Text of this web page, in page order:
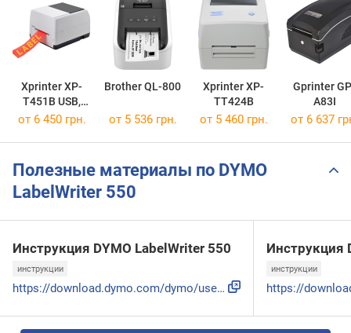
Xprinter XP-
T451B USB,
Ethernet
Brother QL-800
Xprinter XP-
TT424B
Gprinter
A83I
от 6 450 грн. от 5 536 грн. от 5 460 грн. от 6 637
Полезные материалы по DYMO
LabelWriter 550
Инструкция DYMO LabelWriter 550
инструкции
https://download.dymo.com/dymo/user-guides/LabelWriter/LW55...
Инструкция
инструкции